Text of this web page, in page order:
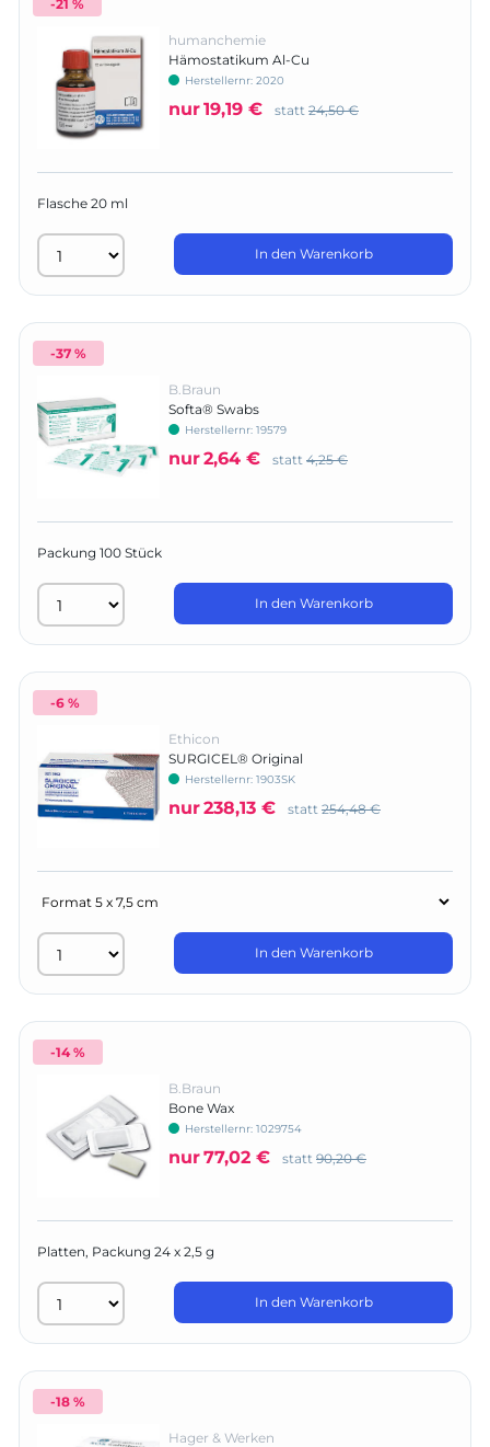
-21 %
humanchemie
Hämostatikum Al-Cu
Herstellernr: 2020
nur19,19 € statt 24,50 €
Flasche 20 ml
In den Warenkorb
-37 %
B.Braun
Softa® Swabs
Herstellernr: 19579
nur2,64 € statt 4,25 €
Packung 100 Stück
In den Warenkorb
-6 %
Ethicon
SURGICEL® Original
Herstellernr: 1903SK
nur238,13 € statt 254,48 €
In den Warenkorb
-14 %
B.Braun
Bone Wax
Herstellernr: 1029754
nur77,02 € statt 90,20 €
Platten, Packung 24 x 2,5 g
In den Warenkorb
-18 %
Hager & Werken